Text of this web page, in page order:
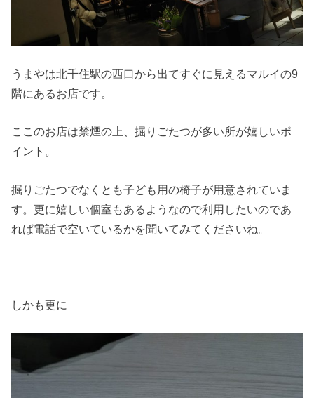
うまやは北千住駅の西口から出てすぐに見えるマルイの9
階にあるお店です。
ここのお店は禁煙の上、掘りごたつが多い所が嬉しいポ
イント。
掘りごたつでなくとも子ども用の椅子が用意されていま
す。更に嬉しい個室もあるようなので利用したいのであ
れば電話で空いているかを聞いてみてくださいね。
しかも更に